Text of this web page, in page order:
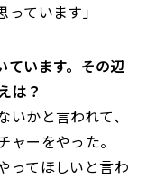
ています」
ています。その辺
は？
かと言われて、
ーをやった。
ってほしいと言わ